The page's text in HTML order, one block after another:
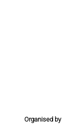
Organised by